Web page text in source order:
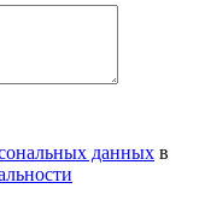
данных в